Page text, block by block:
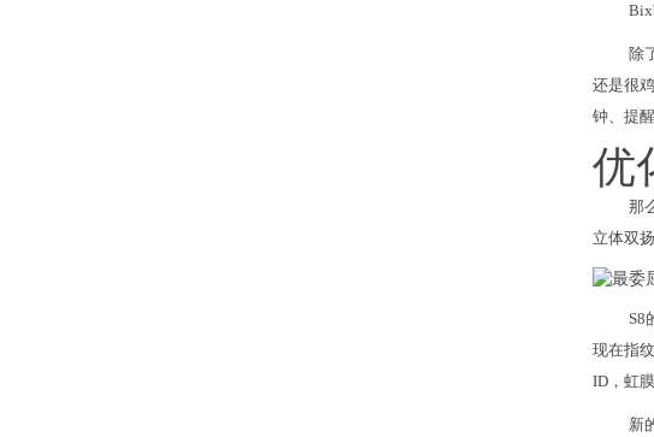
除
还是很
钟、提
优
那
立体双
S8
现在指
ID，虹
新